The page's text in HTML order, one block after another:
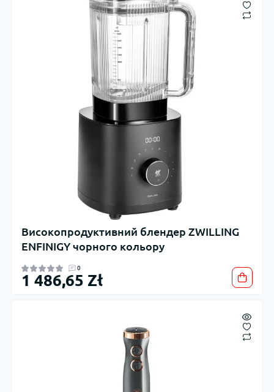
Високопродуктивний блендер ZWILLING
ENFINIGY чорного кольору
0
1 486,65 Zł